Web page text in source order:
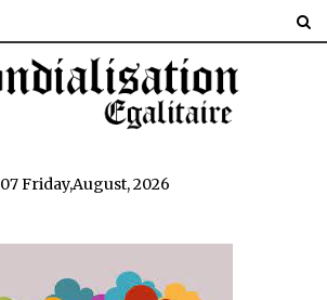
07 Friday,August, 2026